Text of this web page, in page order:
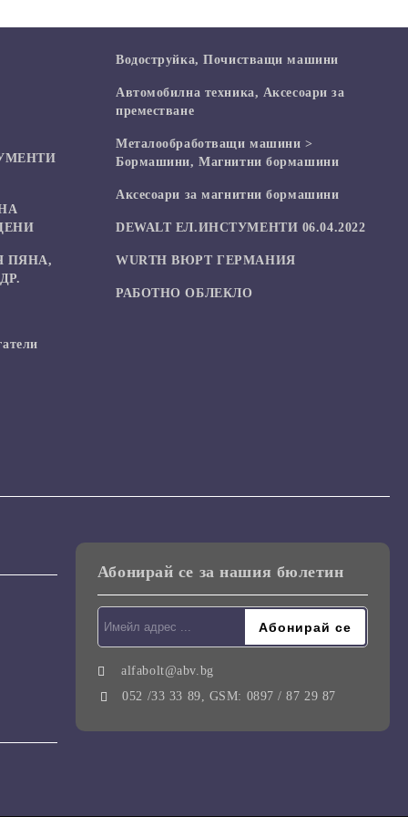
ПЯНА,
Водоструйка, Почистващи машини
Автомобилна техника, Аксесоари за
преместване
Mеталообработващи машини >
Бормашини, Магнитни бормашини
Аксесоари за магнитни бормашини
DEWALT ЕЛ.ИНСТУМЕНТИ 06.04.2022
WURTH ВЮРТ ГЕРМАНИЯ
РАБОТНО ОБЛЕКЛО
Абонирай се за нашия бюлетин
alfabolt@abv.bg
052 /33 33 89, GSM: 0897 / 87 29 87